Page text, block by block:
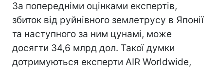
За попередніми оцінками експертів,
збиток від руйнівного землетрусу в Японії
та наступного за ним цунамі, може
досягти 34,6 млрд дол. Такої думки
дотримуються експерти AIR Worldwide,